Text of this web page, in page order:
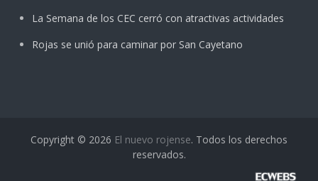
La Semana de los CEC cerró con atractivas actividades
Rojas se unió para caminar por San Cayetano
Copyright © 2026 El nuevo rojense. Todos los derechos
reservados.